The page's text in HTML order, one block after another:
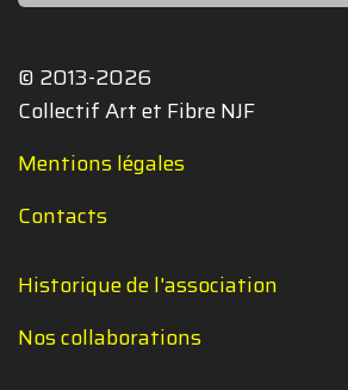
© 2013-2026
Collectif Art et Fibre NJF
Mentions légales
Contacts
Historique de l'association
Nos collaborations